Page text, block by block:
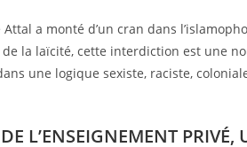
a monté d’un cran dans
la laïcité, cette interdiction est une
une logique sexiste, raciste,
L’ENSEIGNEMENT PRIVÉ,